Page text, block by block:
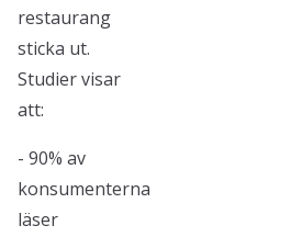
restaurang
sticka ut.
Studier visar
att:
- 90% av
konsumenterna
läser